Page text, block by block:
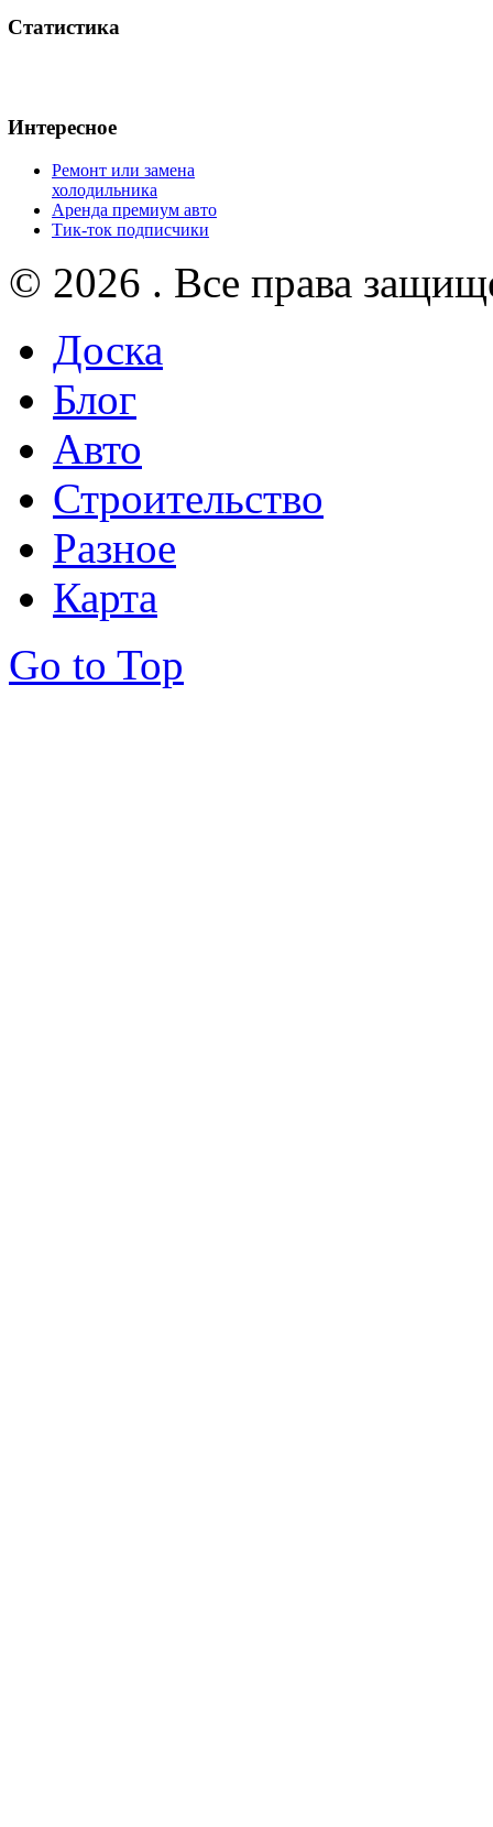
Статистика
Интересное
Ремонт или замена
холодильника
Аренда премиум авто
Тик-ток подписчики
© 2026 . Все права
Доска
Блог
Авто
Строительство
Разное
Карта
Go to Top